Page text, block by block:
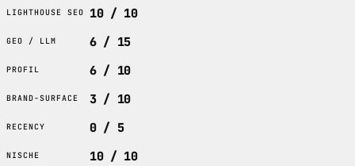
LIGHTHOUSE SEO 10 / 10
GEO / LLM 6 / 15
PROFIL 6 / 10
BRAND-SURFACE 3 / 10
RECENCY 0 / 5
NISCHE 10 / 10